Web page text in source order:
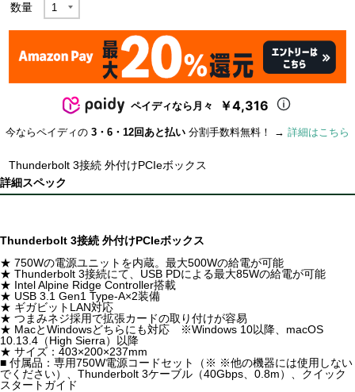
数量
ペイディなら月々 ￥4,316
今ならペイディの 3・6・12回あと払い 分割手数料無料！ → 詳細はこちら
Thunderbolt 3接続 外付けPCIeボックス
詳細スペック
Thunderbolt 3接続 外付けPCIeボックス
★ 750Wの電源ユニットを内蔵。最大500Wの給電が可能
★ Thunderbolt 3接続にて、USB PDによる最大85Wの給電が可能
★ Intel Alpine Ridge Controller搭載
★ USB 3.1 Gen1 Type-A×2装備
★ ギガビットLAN対応
★ つまみネジ採用で拡張カードの取り付けが容易
★ MacとWindowsどちらにも対応 ※Windows 10以降、macOS
10.13.4（High Sierra）以降
★ サイズ：403×200×237mm
■ 付属品：専用750W電源コードセット（※ ※他の機器には使用しない
でください）、Thunderbolt 3ケーブル（40Gbps、0.8m）、クイック
スタートガイド